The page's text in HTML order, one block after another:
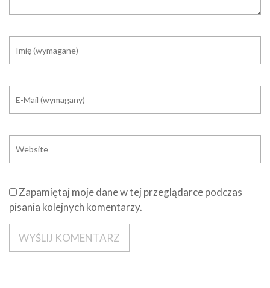
Zapamiętaj moje dane w tej przeglądarce podczas
pisania kolejnych komentarzy.